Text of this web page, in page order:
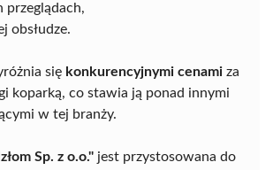
przeglądach,
obsłudze.
się konkurencyjnymi cenami za
koparką, co stawia ją ponad innymi
w tej branży.
Sp. z o.o." jest przystosowana do